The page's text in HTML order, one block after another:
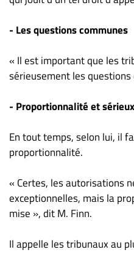
- Les questions communes
« Il est important que les
sérieusement les
- Proportionnalité et sérieux
En tout temps, selon lui, il
proportionnalité.
« Certes, les autorisations
exceptionnelles, mais la
mise », dit M. Finn.
Il appelle les tribunaux au